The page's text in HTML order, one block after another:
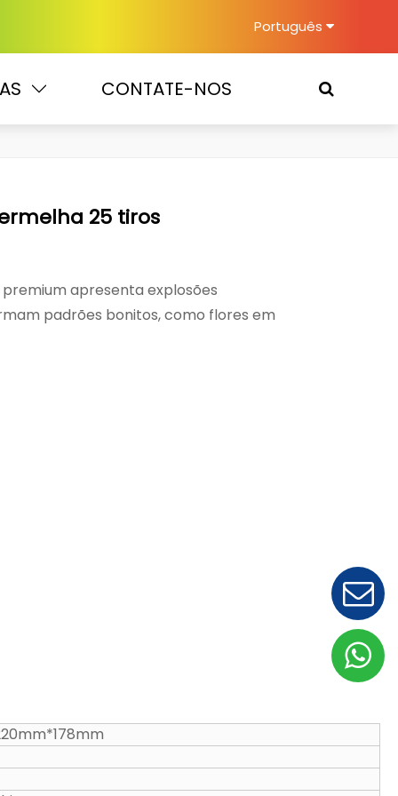
Português
CONTATE-NOS
25 tiros
apresenta explosões
padrões bonitos, como flores em